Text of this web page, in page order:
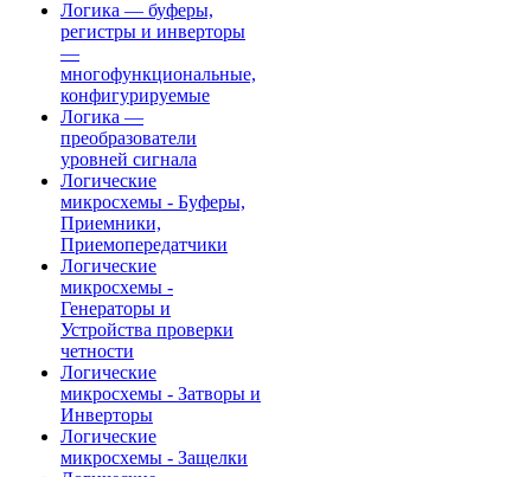
Логика — буферы,
регистры и инверторы
—
многофункциональные,
конфигурируемые
Логика —
преобразователи
уровней сигнала
Логические
микросхемы - Буферы,
Приемники,
Приемопередатчики
Логические
микросхемы -
Генераторы и
Устройства проверки
четности
Логические
микросхемы - Затворы и
Инверторы
Логические
микросхемы - Защелки